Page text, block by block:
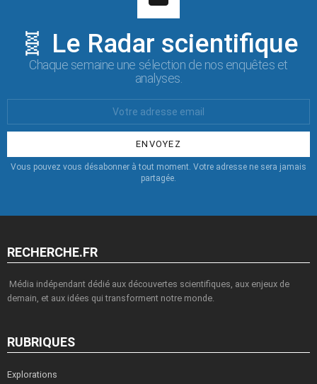
🧬 Le Radar scientifique
Chaque semaine une sélection de nos enquêtes et
analyses.
:
Vous pouvez vous désabonner à tout moment. Votre adresse ne sera jamais
partagée.
RECHERCHE.FR
Média indépendant dédié aux découvertes scientifiques, aux enjeux de
demain, et aux idées qui transforment notre monde.
RUBRIQUES
Explorations